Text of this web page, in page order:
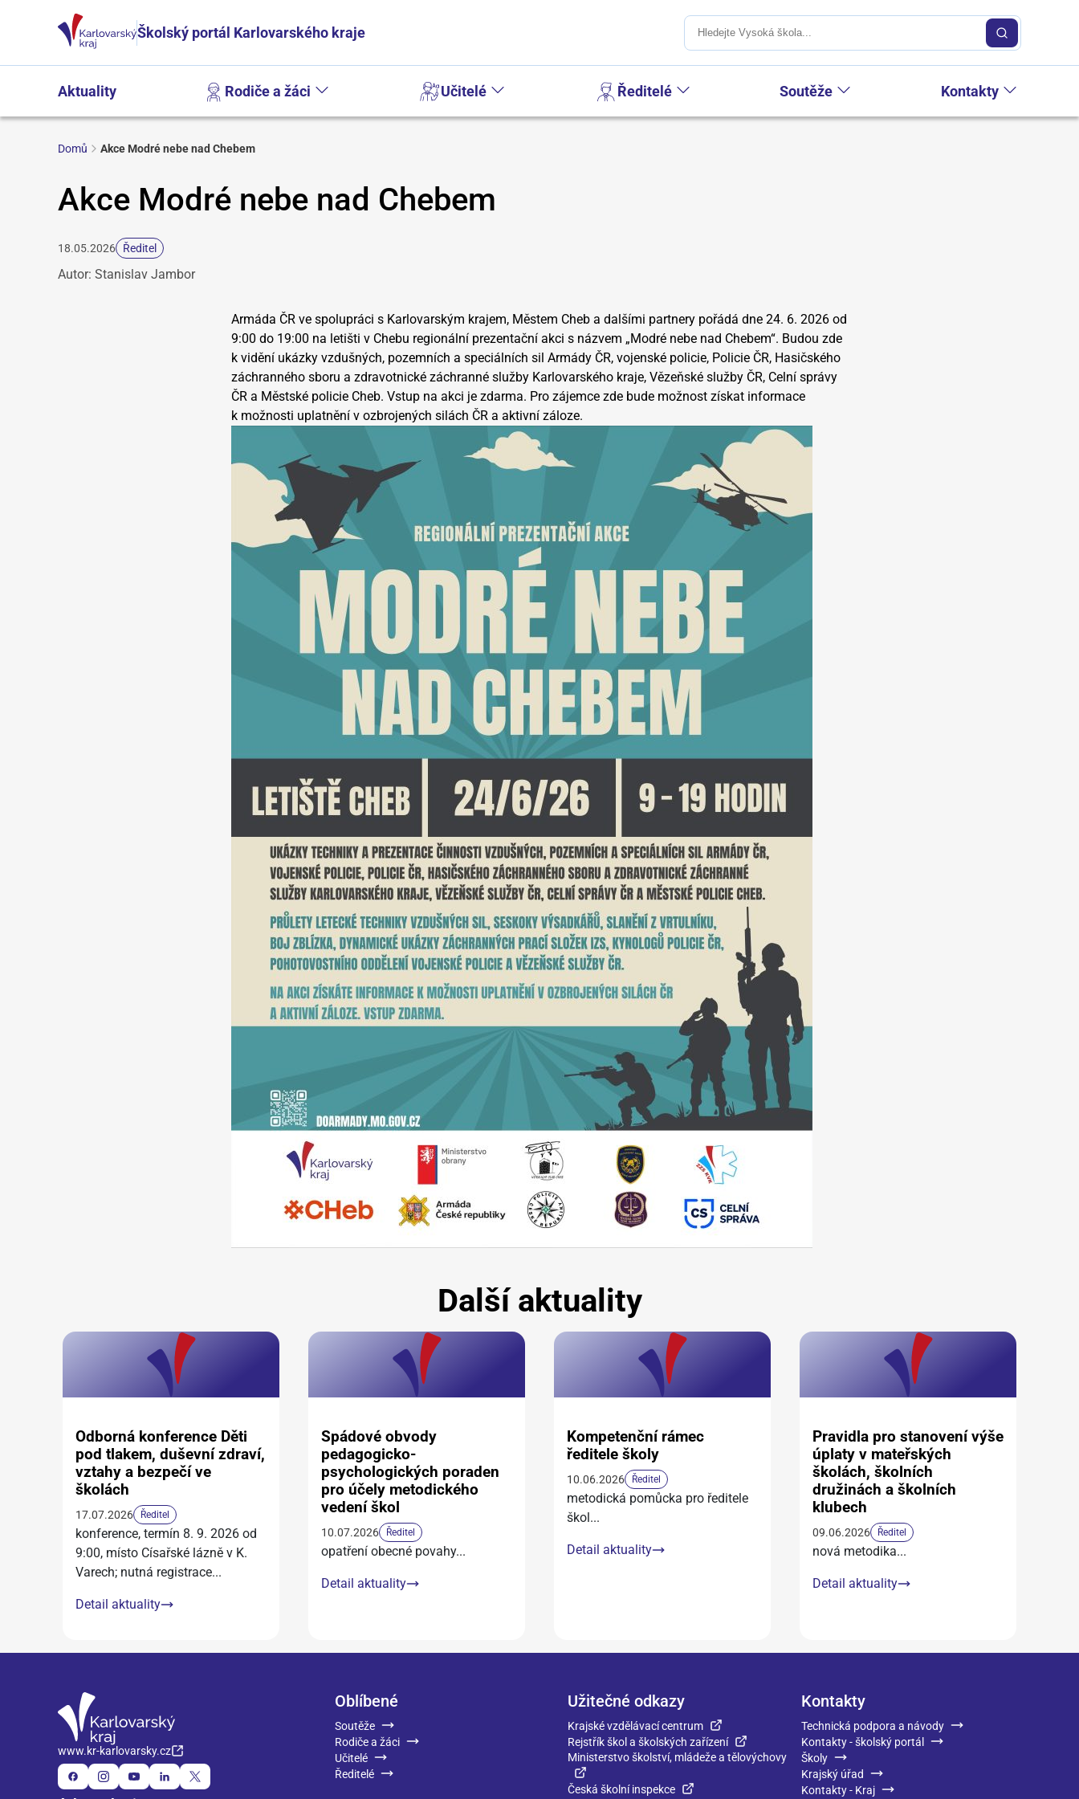
Školský portál Karlovarského kraje
Aktuality Rodiče a žáci Učitelé Ředitelé Soutěže Kontakty
Domů Akce Modré nebe nad Chebem
Akce Modré nebe nad Chebem
18.05.2026 Ředitel
Autor: Stanislav Jambor
Armáda ČR ve spolupráci s Karlovarským krajem, Městem Cheb a dalšími partnery pořádá dne 24. 6. 2026 od
9:00 do 19:00 na letišti v Chebu regionální prezentační akci s názvem „Modré nebe nad Chebem“. Budou zde
k vidění ukázky vzdušných, pozemních a speciálních sil Armády ČR, vojenské policie, Policie ČR, Hasičského
záchranného sboru a zdravotnické záchranné služby Karlovarského kraje, Vězeňské služby ČR, Celní správy
ČR a Městské policie Cheb. Vstup na akci je zdarma. Pro zájemce zde bude možnost získat informace
k možnosti uplatnění v ozbrojených silách ČR a aktivní záloze.
Další aktuality
Odborná konference Děti
pod tlakem, duševní zdraví,
vztahy a bezpečí ve
školách
17.07.2026 Ředitel
konference, termín 8. 9. 2026 od
9:00, místo Císařské lázně v K.
Varech; nutná registrace...
Detail aktuality
Spádové obvody
pedagogicko-
psychologických poraden
pro účely metodického
vedení škol
10.07.2026 Ředitel
opatření obecné povahy...
Detail aktuality
Kompetenční rámec
ředitele školy
10.06.2026 Ředitel
metodická pomůcka pro ředitele
škol...
Detail aktuality
Pravidla pro stanovení výše
úplaty v mateřských
školách, školních
družinách a školních
klubech
09.06.2026 Ředitel
nová metodika...
Detail aktuality
www.kr-karlovarsky.cz
Oblíbené
Soutěže
Rodiče a žáci
Učitelé
Ředitelé
Užitečné odkazy
Krajské vzdělávací centrum
Rejstřík škol a školských zařízení
Ministerstvo školství, mládeže a tělovýchovy
Česká školní inspekce
Kontakty
Technická podpora a návody
Kontakty - školský portál
Školy
Krajský úřad
Kontakty - Kraj